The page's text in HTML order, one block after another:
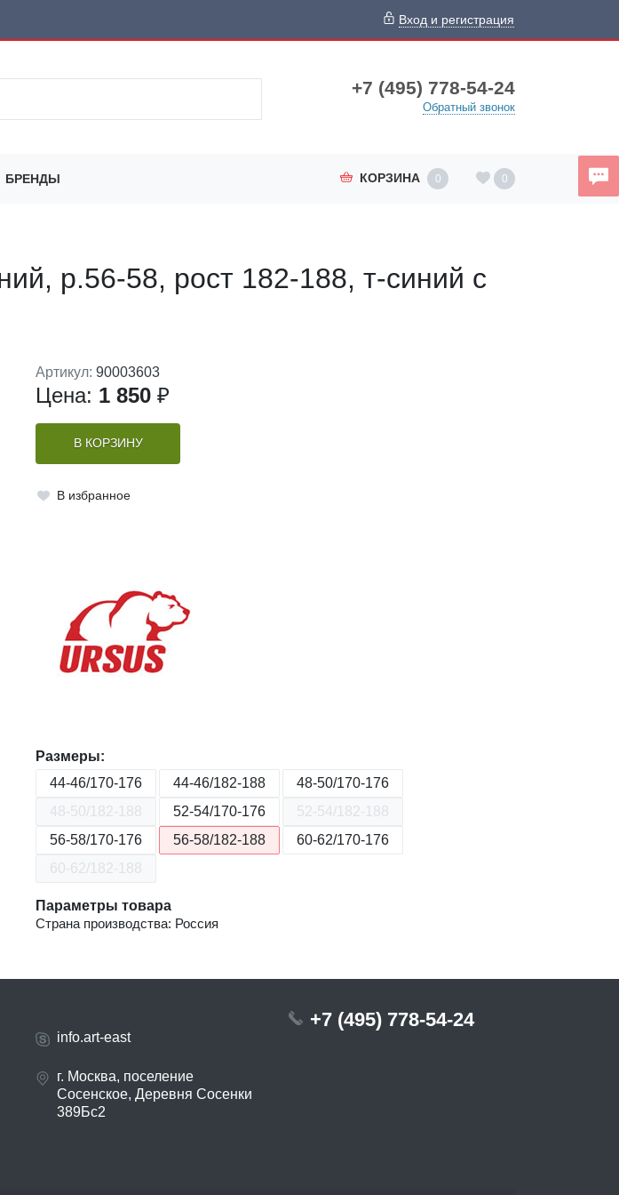
Вход и регистрация
+7 (495) 778-54-24
Обратный звонок
БРЕНДЫ КОРЗИНА 0 0
р.56-58, рост 182-188, т-синий с
Артикул: 90003603
Цена: 1 850 ₽
В КОРЗИНУ
В избранное
Размеры:
44-46/170-176
44-46/182-188
48-50/170-176
48-50/182-188
52-54/170-176
52-54/182-188
56-58/170-176
56-58/182-188
60-62/170-176
60-62/182-188
Параметры товара
Страна производства: Россия
info.art-east
г. Москва, поселение
Сосенское, Деревня Сосенки
389Бс2
+7 (495) 778-54-24